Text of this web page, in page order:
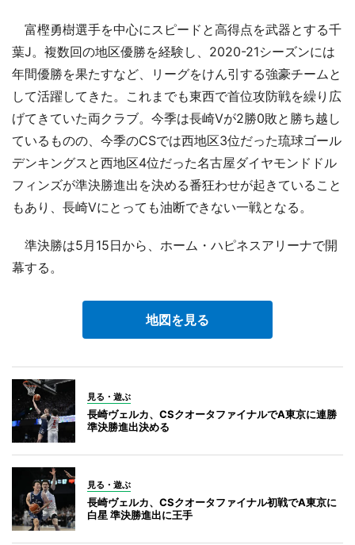
富樫勇樹選手を中心にスピードと高得点を武器とする千
葉J。複数回の地区優勝を経験し、2020-21シーズンには
年間優勝を果たすなど、リーグをけん引する強豪チームと
して活躍してきた。これまでも東西で首位攻防戦を繰り広
げてきていた両クラブ。今季は長崎Vが2勝0敗と勝ち越し
ているものの、今季のCSでは西地区3位だった琉球ゴール
デンキングスと西地区4位だった名古屋ダイヤモンドドル
フィンズが準決勝進出を決める番狂わせが起きていること
もあり、長崎Vにとっても油断できない一戦となる。
準決勝は5月15日から、ホーム・ハピネスアリーナで開
幕する。
地図を見る
見る・遊ぶ
長崎ヴェルカ、CSクオータファイナルでA東京に連勝
準決勝進出決める
見る・遊ぶ
長崎ヴェルカ、CSクオータファイナル初戦でA東京に
白星 準決勝進出に王手